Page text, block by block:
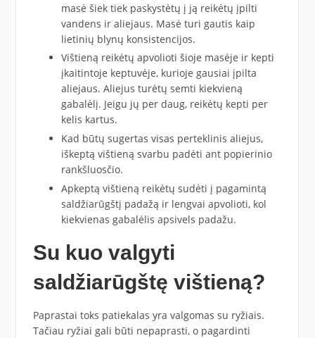
masė šiek tiek paskystėtų į ją reikėtų įpilti
vandens ir aliejaus. Masė turi gautis kaip
lietinių blynų konsistencijos.
Vištieną reikėtų apvolioti šioje masėje ir kepti
įkaitintoje keptuvėje, kurioje gausiai įpilta
aliejaus. Aliejus turėtų semti kiekvieną
gabalėlį. Jeigu jų per daug, reikėtų kepti per
kelis kartus.
Kad būtų sugertas visas perteklinis aliejus,
iškeptą vištieną svarbu padėti ant popierinio
rankšluosčio.
Apkeptą vištieną reikėtų sudėti į pagamintą
saldžiarūgštį padažą ir lengvai apvolioti, kol
kiekvienas gabalėlis apsivels padažu.
Su kuo valgyti
saldžiarūgštę vištieną?
Paprastai toks patiekalas yra valgomas su ryžiais.
Tačiau ryžiai gali būti nepaprasti, o pagardinti